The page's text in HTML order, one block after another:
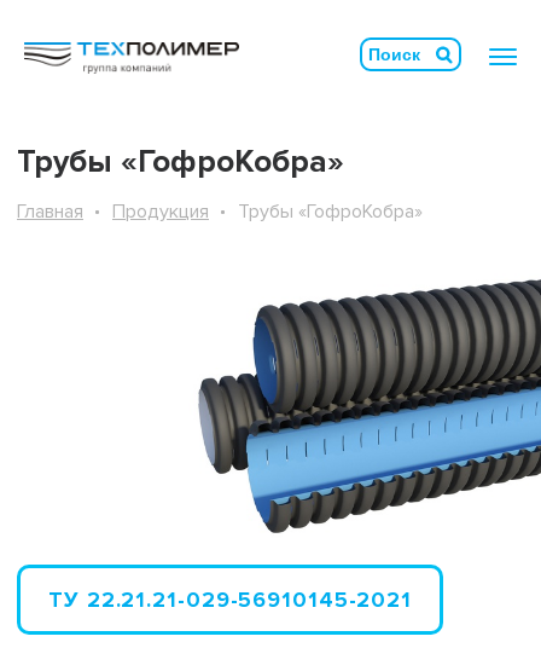
Трубы «ГофроКобра»
Главная Продукция Трубы «ГофроКобра»
ТУ 22.21.21-029-56910145-2021